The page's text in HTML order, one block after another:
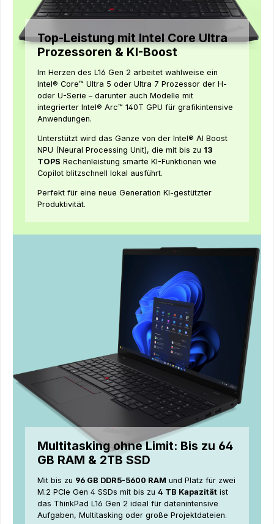
Top-Leistung mit Intel Core Ultra
Prozessoren & KI-Boost
Im Herzen des L16 Gen 2 arbeitet wahlweise ein
Intel® Core™ Ultra 5 oder Ultra 7 Prozessor der H-
oder U-Serie – darunter auch Modelle mit
integrierter Intel® Arc™ 140T GPU für grafikintensive
Anwendungen.
Unterstützt wird das Ganze von der Intel® AI Boost
NPU (Neural Processing Unit), die mit bis zu 13
TOPS Rechenleistung smarte KI-Funktionen wie
Copilot blitzschnell lokal ausführt.
Perfekt für eine neue Generation KI-gestützter
Produktivität.
Multitasking ohne Limit: Bis zu 64
GB RAM & 2TB SSD
Mit bis zu 96 GB DDR5-5600 RAM und Platz für zwei
M.2 PCIe Gen 4 SSDs mit bis zu 4 TB Kapazität ist
das ThinkPad L16 Gen 2 ideal für datenintensive
Aufgaben, Multitasking oder große Projektdateien.